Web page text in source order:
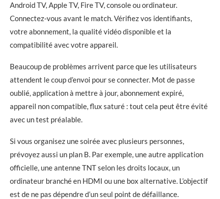
Android TV, Apple TV, Fire TV, console ou ordinateur.
Connectez-vous avant le match. Vérifiez vos identifiants,
votre abonnement, la qualité vidéo disponible et la
compatibilité avec votre appareil.
Beaucoup de problèmes arrivent parce que les utilisateurs
attendent le coup d’envoi pour se connecter. Mot de passe
oublié, application à mettre à jour, abonnement expiré,
appareil non compatible, flux saturé : tout cela peut être évité
avec un test préalable.
Si vous organisez une soirée avec plusieurs personnes,
prévoyez aussi un plan B. Par exemple, une autre application
officielle, une antenne TNT selon les droits locaux, un
ordinateur branché en HDMI ou une box alternative. L’objectif
est de ne pas dépendre d’un seul point de défaillance.